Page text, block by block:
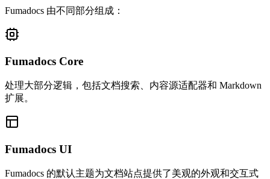
Fumadocs 由不同部分组成：
Fumadocs Core
处理大部分逻辑，包括文档搜索、内容源适配器和 Markdown
扩展。
Fumadocs UI
Fumadocs 的默认主题为文档站点提供了美观的外观和交互式